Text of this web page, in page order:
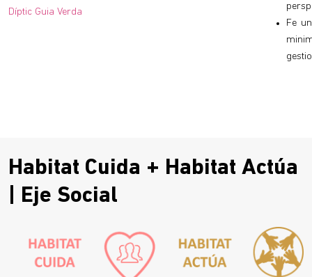
Díptic Guia Verda
Fe
Habitat Cuida + Habitat Actúa
| Eje Social